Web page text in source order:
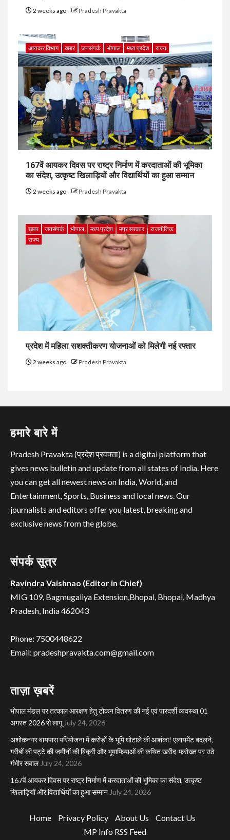
2 weeks ago Pradesh Pravakta
आयकर विभाग ख़बर जनसंपर्क भोपाल मध्य प्रदेश राज्य
167वें आयकर दिवस पर राष्ट्र निर्माण में करदाताओं की भूमिका
का संदेश, उत्कृष्ट खिलाड़ियों और विद्यार्थियों का हुआ सम्मान
2 weeks ago Pradesh Pravakta
ख़बर जनसंपर्क भोपाल मध्य प्रदेश मप्र सरकार
राजनीतिक
राज्य
प्रदेश में महिला सशक्तीकरण योजनाओं को मिलेगी नई रफ्तार
2 weeks ago Pradesh Pravakta
हमारे बारे में
Pradesh Pravakta (प्रदेश प्रवक्ता) is a digital platform that
gives news bulletin and update from all states of India. Here
you can get all newest news on India, World, and
Entertainment, Sports, Business and local news. Our
journalists and editors offer you latest, breaking and
exclusive news from the globe.
संपर्क सूत्र
Ravindra Vaishnao (Editor in Chief)
MIG 109, Bagmugaliya Extension,Bhopal, Bhopal, Madhya
Pradesh, India 462043
Phone: 7500448622
Email: pradeshpravakta.com@gmail.com
ताज़ा ख़बरें
भोपाल मंडल पर तत्काल आरक्षण हेतु टोकन वितरण की नई एवं पारदर्शी व्यवस्था 01
अगस्त 2026 से लागू July 24, 2026
अशोकनगर बायपास परियोजना में करोड़ों के भूमि घोटाले की आशंका! एलायमेंट बदलने,
गरीबों की पट्टे की जमीनों की बिक्री और भूमाफियाओं की कथित खरीद-फरोख्त पर उठे
गंभीर सवाल July 24, 2026
167वें आयकर दिवस पर राष्ट्र निर्माण में करदाताओं की भूमिका का संदेश, उत्कृष्ट
खिलाड़ियों और विद्यार्थियों का हुआ सम्मान July 24, 2026
Home Privacy Policy About Us
Contact Us
MP Info RSS Feed